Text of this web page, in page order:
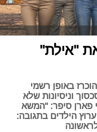
"אילת"
באופן רשמי
וניסיונות שלא
פארן סיפר: "המשא
הילדים בתגובה: